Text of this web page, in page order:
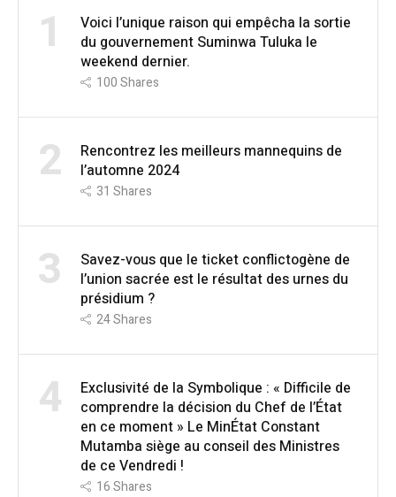
1
Voici l’unique raison qui empêcha la sortie
du gouvernement Suminwa Tuluka le
weekend dernier.
100Shares
2
Rencontrez les meilleurs mannequins de
l’automne 2024
31 Shares
3
Savez-vous que le ticket conflictogène de
l’union sacrée est le résultat des urnes du
présidium ?
24Shares
4
Exclusivité de la Symbolique : « Difficile de
comprendre la décision du Chef de l’État
en ce moment » Le MinÉtat Constant
Mutamba siège au conseil des Ministres
de ce Vendredi !
16Shares